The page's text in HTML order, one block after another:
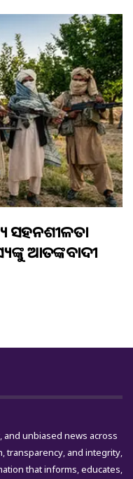
ସହନଶୀଳତା
ଆତଙ୍କବାଦୀ
and unbiased news across
transparency, and integrity,
that informs, educates,